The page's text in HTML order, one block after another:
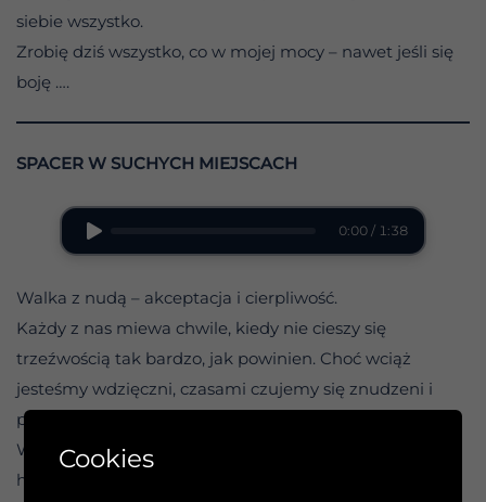
siebie wszystko.
Zrobię dziś wszystko, co w mojej mocy – nawet jeśli się
boję ….
SPACER W SUCHYCH MIEJSCACH
0:00 / 1:38
Walka z nudą – akceptacja i cierpliwość.
Każdy z nas miewa chwile, kiedy nie cieszy się
trzeźwością tak bardzo, jak powinien. Choć wciąż
jesteśmy wdzięczni, czasami czujemy się znudzeni i
przygnębieni.
W takich chwilach musimy pamiętać o naszej ponurej
historii używania alkoholu jako szybkiego środka na
Cookies